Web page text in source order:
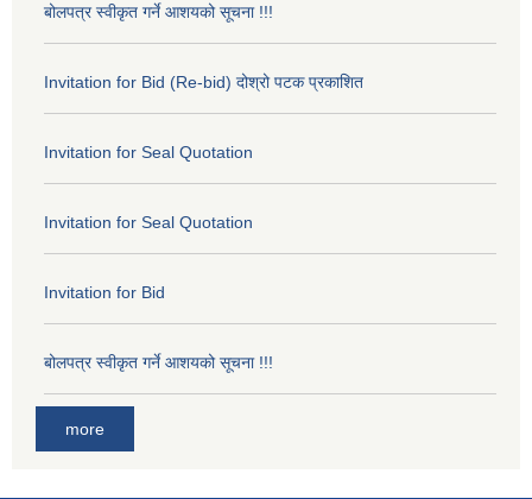
बोलपत्र स्वीकृत गर्ने आशयको सूचना !!!
Invitation for Bid (Re-bid) दोश्रो पटक प्रकाशित
Invitation for Seal Quotation
Invitation for Seal Quotation
Invitation for Bid
बोलपत्र स्वीकृत गर्ने आशयको सूचना !!!
more